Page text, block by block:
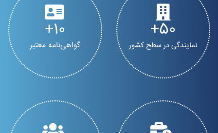
50
نمایندگی در سطح کشور
10
گواهی‌نامه معتبر